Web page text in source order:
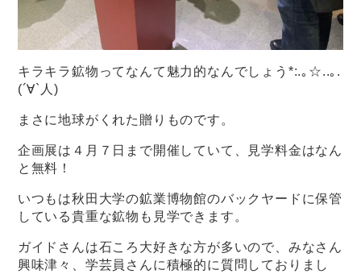
キラキラ鉱物ってなんて魅力的なんでしょう*:.｡☆..｡.
(´∀`人)
まさに地球がくれた贈りものです。
企画展は４月７日まで開催していて、見学料金はなん
と無料！
いつもは秋田大学の鉱業博物館のバックヤードに保管
している貴重な鉱物も見学できます。
ガイドさんは石ころ大好きな方が多いので、みなさん
興味津々、学芸員さんに積極的に質問しておりまし